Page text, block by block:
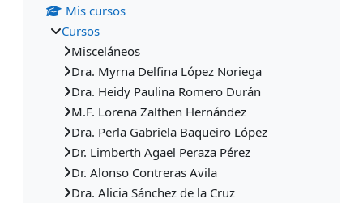
Mis cursos
Cursos
Misceláneos
Dra. Myrna Delfina López Noriega
Dra. Heidy Paulina Romero Durán
M.F. Lorena Zalthen Hernández
Dra. Perla Gabriela Baqueiro López
Dr. Limberth Agael Peraza Pérez
Dr. Alonso Contreras Avila
Dra. Alicia Sánchez de la Cruz